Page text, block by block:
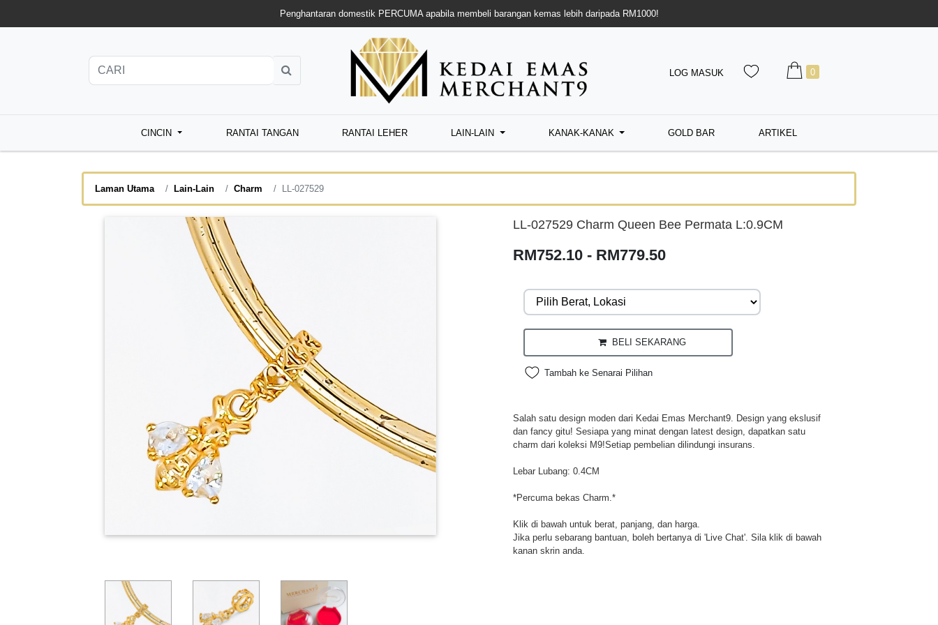
Penghantaran domestik PERCUMA apabila membeli barangan kemas lebih daripada RM1000!
LOG MASUK 0
CINCIN RANTAI TANGAN RANTAI LEHER LAIN-LAIN KANAK-KANAK GOLD BAR ARTIKEL
Laman Utama Lain-Lain Charm LL-027529
LL-027529 Charm Queen Bee Permata L:0.9CM
RM752.10 - RM779.50
BELI SEKARANG
Tambah ke Senarai Pilihan
Salah satu design moden dari Kedai Emas Merchant9. Design yang ekslusif
dan fancy gitu! Sesiapa yang minat dengan latest design, dapatkan satu
charm dari koleksi M9!Setiap pembelian dilindungi insurans.
Lebar Lubang: 0.4CM
*Percuma bekas Charm.*
Klik di bawah untuk berat, panjang, dan harga.
Jika perlu sebarang bantuan, boleh bertanya di 'Live Chat'. Sila klik di bawah
kanan skrin anda.